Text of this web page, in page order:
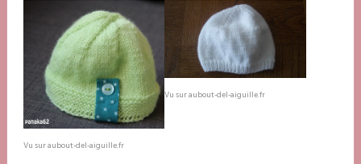
Vu sur aubout-del-aiguille.fr
Vu sur aubout-del-aiguille.fr